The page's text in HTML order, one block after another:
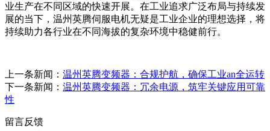
业生产在不同区域的快速开展。在工业追求广泛布局与持续发
展的当下，温州英腾伺服电机无疑是工业企业的理想选择，将
持续助力各行业在不同海拔的复杂环境中稳健前行。
上一条新闻： 温州英腾变频器：合规护航，确保工业an全运转
下一条新闻： 温州英腾变频器：冗余电源，筑牢关键应用可靠
性
留言反馈